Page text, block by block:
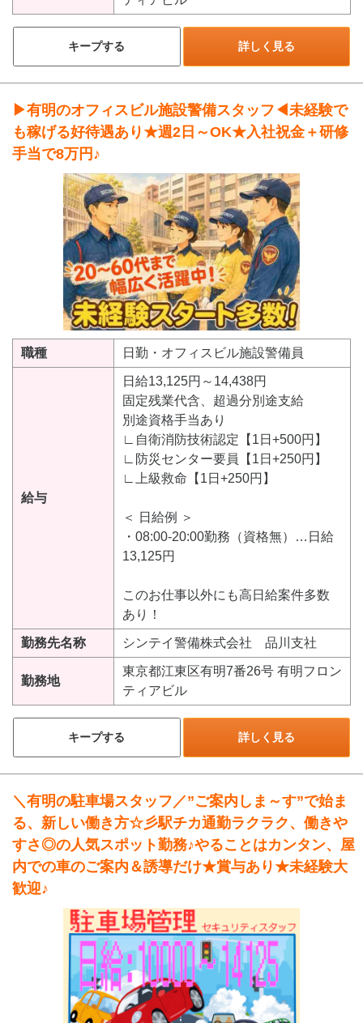
キープする 詳しく見る
▶有明のオフィスビル施設警備スタッフ◀未経験で
も稼げる好待遇あり★週2日～OK★入社祝金＋研修
手当で8万円♪
職種 日勤・オフィスビル施設警備員
給与
日給13,125円～14,438円
固定残業代含、超過分別途支給
別途資格手当あり
∟自衛消防技術認定【1日+500円】
∟防災センター要員【1日+250円】
∟上級救命【1日+250円】
＜ 日給例 ＞
・08:00-20:00勤務（資格無）…日給
13,125円
このお仕事以外にも高日給案件多数
あり！
勤務先名称 シンテイ警備株式会社 品川支社
勤務地
東京都江東区有明7番26号 有明フロン
ティアビル
キープする 詳しく見る
＼有明の駐車場スタッフ／”ご案内しま～す”で始ま
る、新しい働き方☆彡駅チカ通勤ラクラク、働きや
すさ◎の人気スポット勤務♪やることはカンタン、屋
内での車のご案内＆誘導だけ★賞与あり★未経験大
歓迎♪